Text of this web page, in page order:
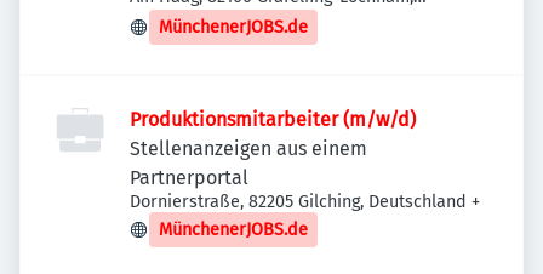
Deutschland
MünchenerJOBS.de
Produktionsmitarbeiter (m/w/d)
Stellenanzeigen aus einem
Partnerportal
Dornierstraße, 82205 Gilching, Deutschland +
MünchenerJOBS.de